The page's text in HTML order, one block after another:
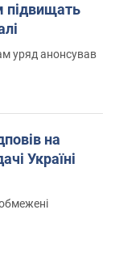
підвищать
уряд анонсував
на
Україні